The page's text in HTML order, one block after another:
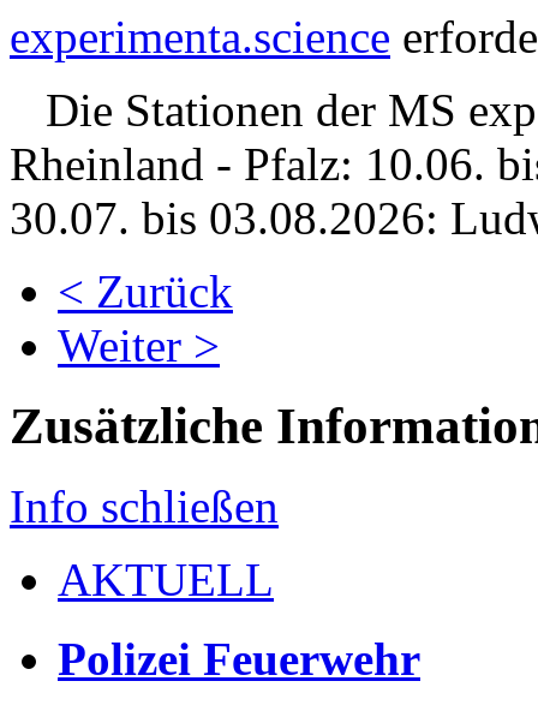
experimenta.science
Die Stationen der MS
Rheinland - Pfalz: 10.06.
30.07. bis 03.08.2026:
< Zurück
Weiter >
Zusätzliche
Info schließen
AKTUELL
Polizei Feuerwehr